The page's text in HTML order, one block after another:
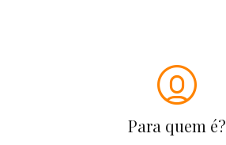
Para quem é?